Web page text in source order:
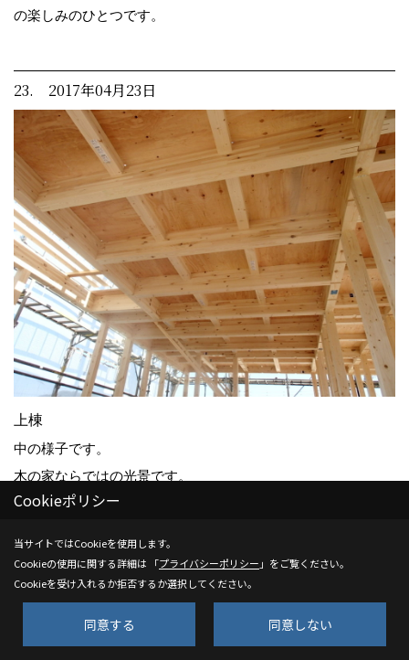
の楽しみのひとつです。
23. 2017年04月23日
上棟
中の様子です。
木の家ならではの光景です。
木に包まれての生活。
木の良い香りがします！
24. 2017年04月23日
Cookieポリシー
当サイトではCookieを使用します。
Cookieの使用に関する詳細は 「プライバシーポリシー 」をご覧ください。
Cookieを受け入れるか拒否するか選択してください。
同意する 同意しない